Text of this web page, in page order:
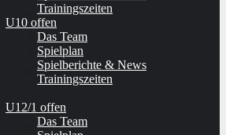
Trainingszeiten
U10 offen
Das Team
Spielplan
Spielberichte & News
Trainingszeiten
U12/1 offen
Das Team